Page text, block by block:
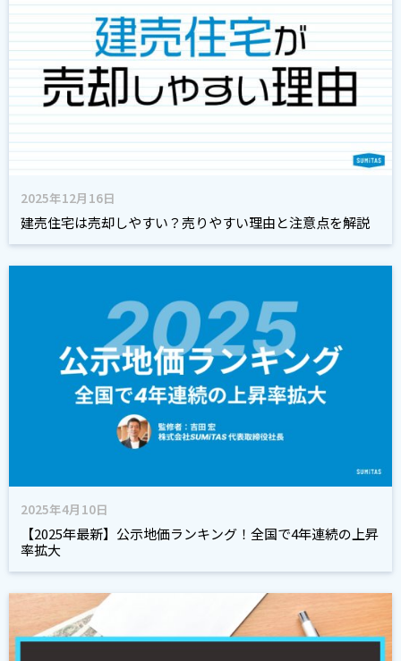
2025年12月16日
建売住宅は売却しやすい？売りやすい理由と注意点を解説
2025年4月10日
【2025年最新】公示地価ランキング！全国で4年連続の上昇
率拡大